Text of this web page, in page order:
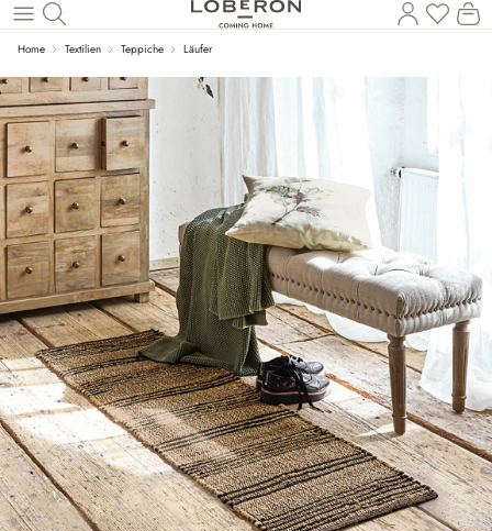
Zum Hauptinhalt springen
Home Textilien Teppiche Läufer